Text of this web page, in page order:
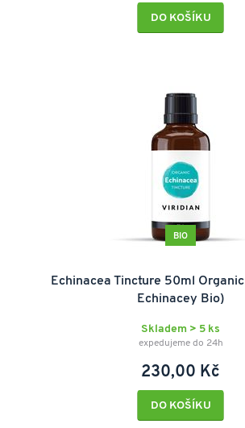
DO KOŠÍKU
BIO
Echinacea Tincture 50ml
Echinacey Bio)
Skladem > 5 ks
expedujeme do 24h
230,00 Kč
DO KOŠÍKU